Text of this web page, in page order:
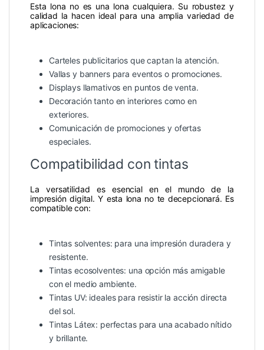
Esta lona no es una lona cualquiera. Su robustez y
calidad la hacen ideal para una amplia variedad de
aplicaciones:
Carteles publicitarios que captan la atención.
Vallas y banners para eventos o promociones.
Displays llamativos en puntos de venta.
Decoración tanto en interiores como en
exteriores.
Comunicación de promociones y ofertas
especiales.
Compatibilidad con tintas
La versatilidad es esencial en el mundo de la
impresión digital. Y esta lona no te decepcionará. Es
compatible con:
Tintas solventes: para una impresión duradera y
resistente.
Tintas ecosolventes: una opción más amigable
con el medio ambiente.
Tintas UV: ideales para resistir la acción directa
del sol.
Tintas Látex: perfectas para una acabado nítido
y brillante.